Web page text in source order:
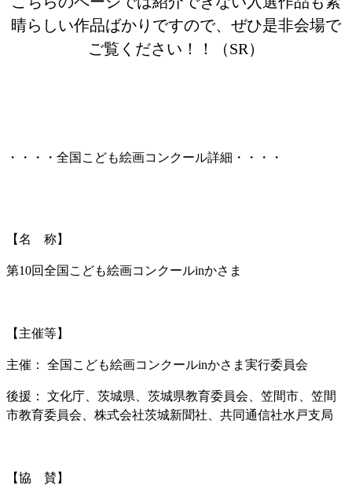
晴らしい作品ばかりですので、ぜひ是非会場で
ご覧ください！！（SR）
・・・・全国こども絵画コンクール詳細・・・・
【名 称】
第10回全国こども絵画コンクールinかさま
【主催等】
主催： 全国こども絵画コンクールinかさま実行委員会
後援： 文化庁、茨城県、茨城県教育委員会、笠間市、笠間
市教育委員会、株式会社茨城新聞社、共同通信社水戸支局
【協 賛】